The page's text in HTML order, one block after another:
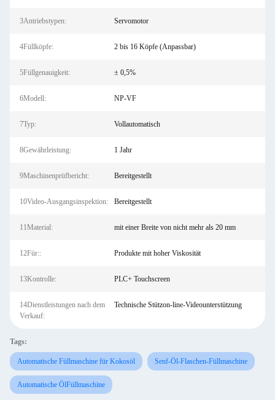
3Antriebstypen: Servomotor
4Füllköpfe: 2 bis 16 Köpfe (Anpassbar)
5Füllgenauigkeit: ± 0,5%
6Modell: NP-VF
7Typ: Vollautomatisch
8Gewährleistung: 1 Jahr
9Maschinenprüfbericht: Bereitgestellt
10Video-Ausgangsinspektion: Bereitgestellt
11Material: mit einer Breite von nicht mehr als 20 mm
12Für:: Produkte mit hoher Viskosität
13Kontrolle: PLC+ Touchscreen
14Dienstleistungen nach dem
Verkauf:
Technische Stützon-line-Videounterstützung
Tags:
Automatische Füllmaschine für Kokosöl Senf-Öl-Flaschen-Füllmaschine
Automatische ÖlFüllmaschine